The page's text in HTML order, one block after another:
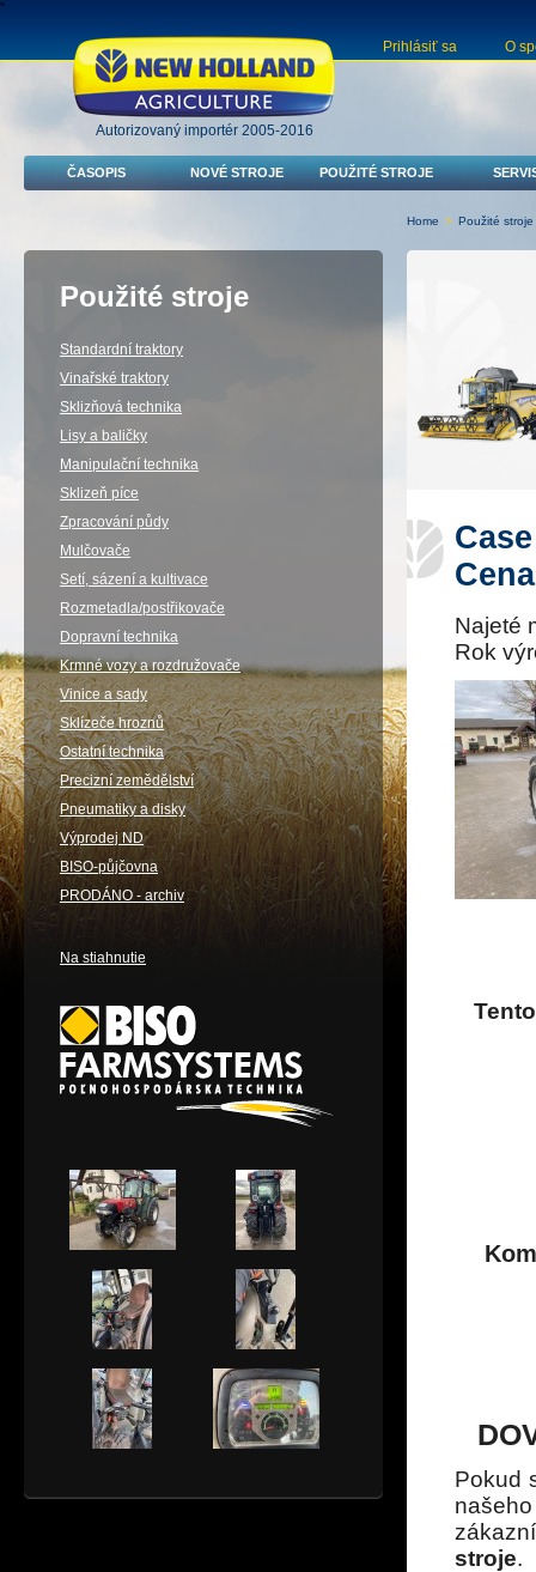
"
Autorizovaný importér 2005-2016
Prihlásiť sa O
ČASOPIS NOVÉ STROJE POUŽITÉ STROJE
Home > Použité stroje
Najeté
Rok
Pokud
stroje.
Použité stroje
Standardní traktory
Vinařské traktory
Sklizňová technika
Lisy a baličky
Manipulační technika
Sklizeň píce
Zpracování půdy
Mulčovače
Setí, sázení a kultivace
Rozmetadla/postřikovače
Dopravní technika
Krmné vozy a rozdružovače
Vinice a sady
Sklízeče hroznů
Ostatní technika
Precizní zemědělství
Pneumatiky a disky
Výprodej ND
BISO-půjčovna
PRODÁNO - archiv
Na stiahnutie